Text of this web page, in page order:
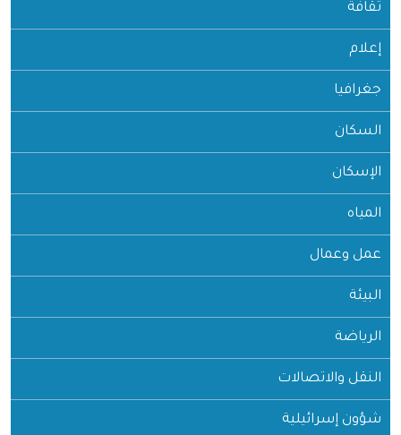
ثقافة
إعلام
جغرافيا
السكان
الإسكان
المياه
عمل وعمال
البيئة
الرياضة
النقل والاتصالات
شؤون إسرائيلية